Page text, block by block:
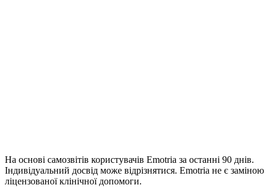
На основі самозвітів користувачів Emotria за останні 90 днів.
Індивідуальний досвід може відрізнятися. Emotria не є заміною
ліцензованої клінічної допомоги.